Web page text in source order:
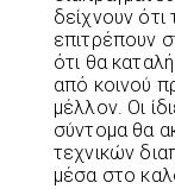
δείχνουν ότι
επιτρέπουν
ότι θα
από κοινού
μέλλον. Οι
σύντομα θα
τεχνικών
μέσα στο